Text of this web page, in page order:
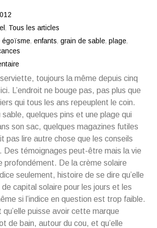
, Tous les articles
égoïsme,enfants,grain de sable,plage,
toujours la même depuis cinq
L’endroit ne bouge pas, pas plus que
qui tous les ans repeuplent le coin.
sable, quelques pins et une plage qui
son sac, quelques magazines futiles
pas lire autre chose que les conseils
Des témoignages peut-être mais la vie
profondément. De la crème solaire
seulement, histoire de se dire qu’elle
de capital solaire pour les jours et les
si l’indice en question est trop faible.
qu’elle puisse avoir cette marque
de bain, autour du cou, et qu’elle